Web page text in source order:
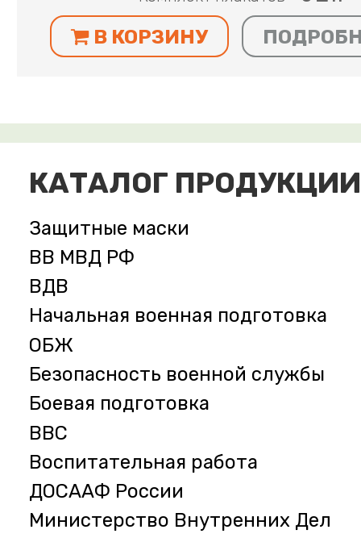
В КОРЗИНУ
КАТАЛОГ ПРОДУКЦИИ
Защитные маски
ВВ МВД РФ
ВДВ
Начальная военная подготовка
ОБЖ
Безопасность военной службы
Боевая подготовка
ВВС
Воспитательная работа
ДОСААФ России
Министерство Внутренних Дел